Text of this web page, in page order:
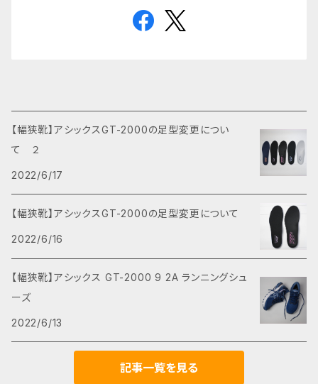
【幅狭靴】アシックスGT-2000の足型変更につい
て ２
2022/6/17
【幅狭靴】アシックスGT-2000の足型変更について
2022/6/16
【幅狭靴】アシックス GT-2000 9 2A ランニングシュ
ーズ
2022/6/13
記事一覧を見る